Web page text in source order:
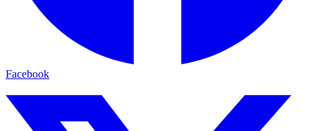
Facebook